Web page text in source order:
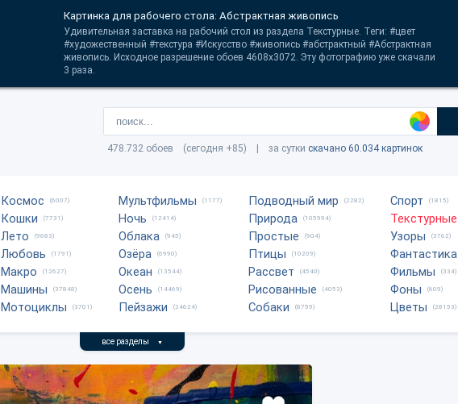
Картинка для рабочего стола: Абстрактная живопись
Удивительная заставка на рабочий стол из раздела Текстурные. Теги: #цвет
#художественный #текстура #Искусство #живопись #абстрактный #Абстрактная
живопись. Исходное разрешение обоев 4608x3072. Эту фотографию уже скачали
3 раза.
478.732 обоев (сегодня +85) | за сутки скачано 60.034 картинок
Космос (6007)
Кошки (7731)
Лето (9683)
Любовь (1791)
Макро (12627)
Машины (37848)
Мотоциклы (3701)
Мультфильмы (1177)
Ночь (12414)
Облака (945)
Озёра (6990)
Океан (13544)
Осень (14469)
Пейзажи (24624)
Подводный мир (2282)
Природа (105994)
Простые (904)
Птицы (10209)
Рассвет (4540)
Рисованные (4053)
Собаки (8759)
Спорт (1815)
Текстурные
Узоры (3762)
Фантастика
Фильмы (334)
Фоны (609)
Цветы (28153)
все разделы ▼